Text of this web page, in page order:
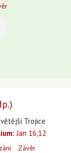
Trojice
Jan 16,12
Závěr